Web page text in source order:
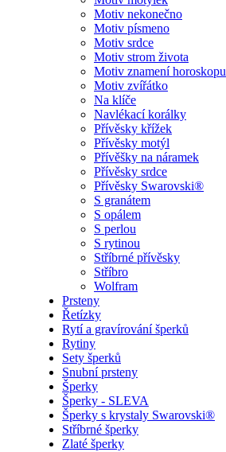
Motiv nekonečno
Motiv písmeno
Motiv srdce
Motiv strom života
Motiv znamení horoskopu
Motiv zvířátko
Na klíče
Navlékací korálky
Přívěsky křížek
Přívěsky motýl
Přívěšky na náramek
Přívěsky srdce
Přívěsky Swarovski®
S granátem
S opálem
S perlou
S rytinou
Stříbrné přívěsky
Stříbro
Wolfram
Prsteny
Řetízky
Rytí a gravírování šperků
Rytiny
Sety šperků
Snubní prsteny
Šperky
Šperky - SLEVA
Šperky s krystaly Swarovski®
Stříbrné šperky
Zlaté šperky